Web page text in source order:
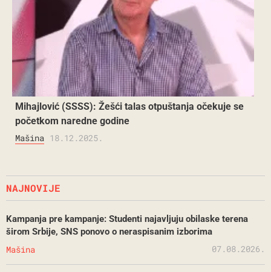
Mihajlović (SSSS): Žešći talas otpuštanja očekuje se
početkom naredne godine
Mašina 18.12.2025.
NAJNOVIJE
Kampanja pre kampanje: Studenti najavljuju obilaske terena
širom Srbije, SNS ponovo o neraspisanim izborima
Mašina 07.08.2026.